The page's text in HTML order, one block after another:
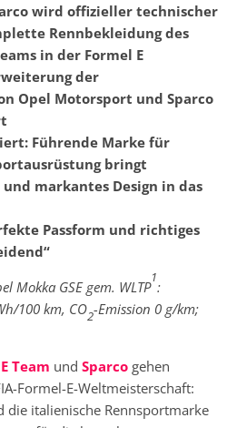
wird offizieller technischer
Rennbekleidung des
in der Formel E
der
Opel Motorsport und Sparco
Führende Marke für
bringt
markantes Design in das
Passform und richtiges
Mokka GSE gem. WLTP
1
:
100 km, CO2-Emission 0 g/km;
Team und Sparco gehen
Formel-E-Weltmeisterschaft:
italienische Rennsportmarke